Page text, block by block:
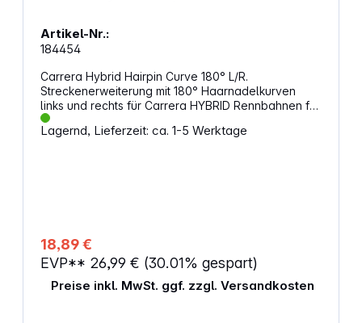
Artikel-Nr.:
184454
Carrera Hybrid Hairpin Curve 180° L/R.
Streckenerweiterung mit 180° Haarnadelkurven
links und rechts für Carrera HYBRID Rennbahnen für
ein spannendes Streckendesign. Eigenschaften:
Streckenerweiterung für Carrera HYBRID
enthält.
Lagernd, Lieferzeit: ca. 1-5 Werktage
18,89 €
EVP** 26,99 € (30.01% gespart)
Preise inkl. MwSt. ggf. zzgl. Versandkosten